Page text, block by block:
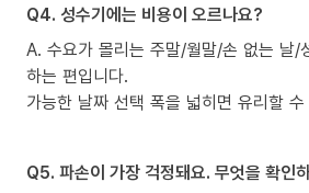
Q4. 성수기에는 비용이 오르나요?
A. 수요가 몰리는 주말/월말/손 없는 날/
하는 편입니다.
가능한 날짜 선택 폭을 넓히면 유리할
Q5. 파손이 가장 걱정돼요. 무엇을 확인